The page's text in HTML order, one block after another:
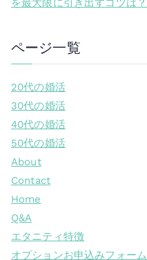
を最大限に引き出すコツは？
ページ一覧
20代の婚活
30代の婚活
40代の婚活
50代の婚活
About
Contact
Home
Q&A
エタニティ特徴
オプションお申込みフォーム